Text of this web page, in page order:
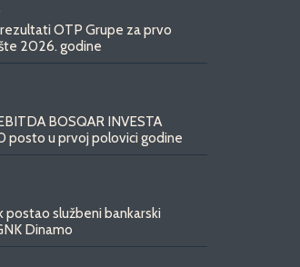
OTP Grupe za prvo
2026. godine
BOSQAR INVESTA
posto u prvoj polovici godine
postao službeni bankarski
Dinamo